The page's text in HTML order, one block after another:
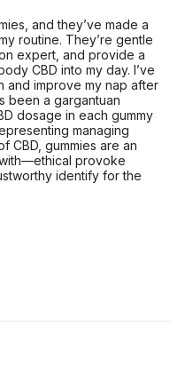
and they’ve made a
routine. They’re gentle
expert, and provide a
CBD into my day. I’ve
and improve my nap after
been a gargantuan
dosage in each gummy
managing
CBD, gummies are an
provoke
identify for the